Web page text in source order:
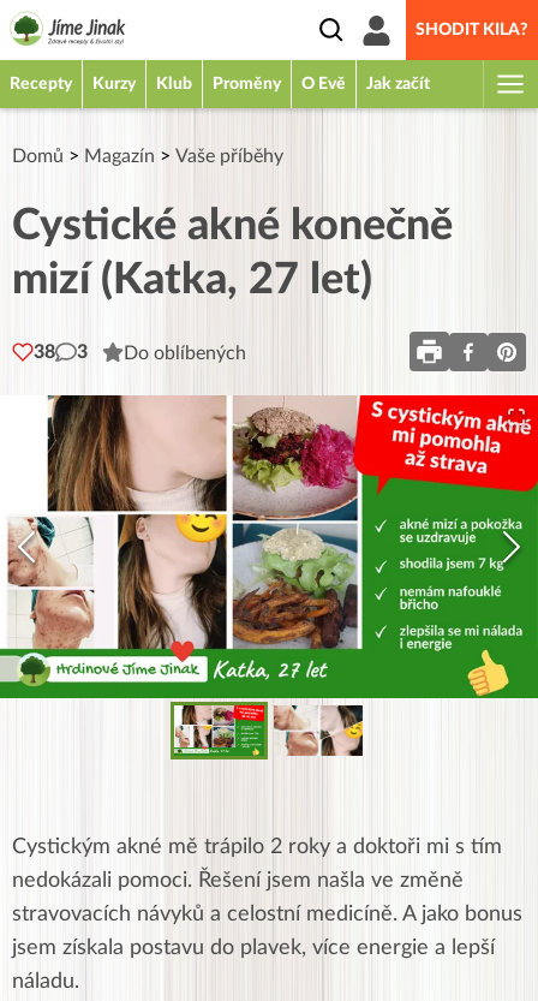
SHODIT KILA?
Recepty Kurzy Klub Proměny O Evě Jak začít
Domů > Magazín > Vaše příběhy
Cystické akné konečně
mizí (Katka, 27 let)
38 3 Do oblíbených
Cystickým akné mě trápilo 2 roky a doktoři mi s tím
nedokázali pomoci. Řešení jsem našla ve změně
stravovacích návyků a celostní medicíně. A jako bonus
jsem získala postavu do plavek, více energie a lepší
náladu.